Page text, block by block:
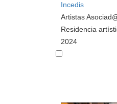
Incedis
Artistas
Residencia
2024